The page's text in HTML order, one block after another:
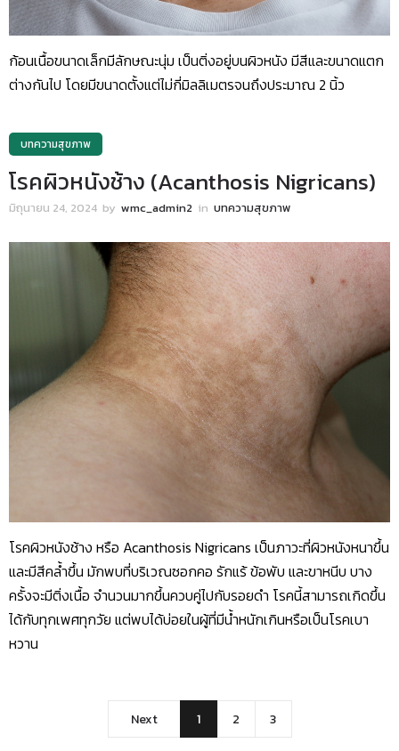
ก้อนเนื้อขนาดเล็กมีลักษณะนุ่ม เป็นติ่งอยู่บนผิวหนัง มีสีและขนาดแตก
ต่างกันไป โดยมีขนาดตั้งแต่ไม่กี่มิลลิเมตรจนถึงประมาณ 2 นิ้ว
บทความสุขภาพ
โรคผิวหนังช้าง (Acanthosis Nigricans)
มิถุนายน 24, 2024 by wmc_admin2 in บทความสุขภาพ
โรคผิวหนังช้าง หรือ Acanthosis Nigricans เป็นภาวะที่ผิวหนังหนาขึ้น
และมีสีคล้ำขึ้น มักพบที่บริเวณซอกคอ รักแร้ ข้อพับ และขาหนีบ บาง
ครั้งจะมีติ่งเนื้อ จำนวนมากขึ้นควบคู่ไปกับรอยดำ โรคนี้สามารถเกิดขึ้น
ได้กับทุกเพศทุกวัย แต่พบได้บ่อยในผู้ที่มีน้ำหนักเกินหรือเป็นโรคเบา
หวาน
Next 1 2 3